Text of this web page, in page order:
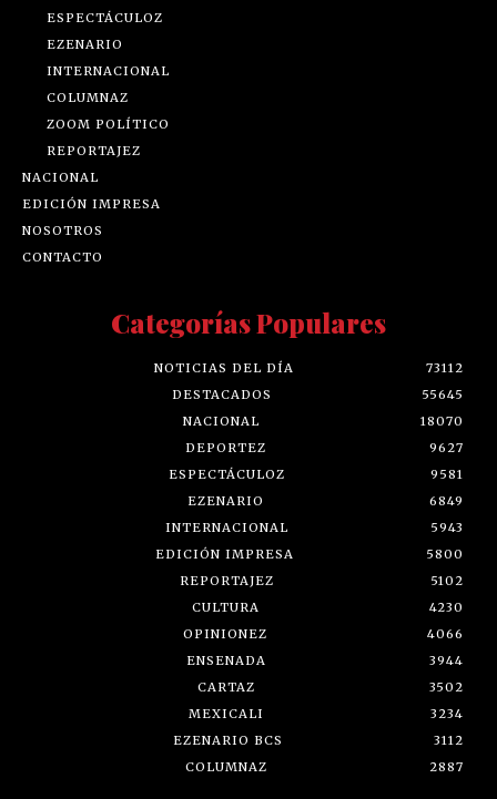
ESPECTÁCULOZ
EZENARIO
INTERNACIONAL
COLUMNAZ
ZOOM POLÍTICO
REPORTAJEZ
NACIONAL
EDICIÓN IMPRESA
NOSOTROS
CONTACTO
Categorías Populares
NOTICIAS DEL DÍA
73112
DESTACADOS
55645
NACIONAL
18070
DEPORTEZ
9627
ESPECTÁCULOZ
9581
EZENARIO
6849
INTERNACIONAL
5943
EDICIÓN IMPRESA
5800
REPORTAJEZ
5102
CULTURA
4230
OPINIONEZ
4066
ENSENADA
3944
CARTAZ
3502
MEXICALI
3234
EZENARIO BCS
3112
COLUMNAZ
2887